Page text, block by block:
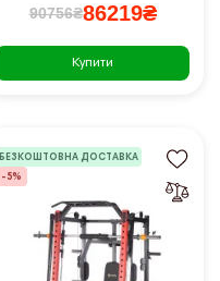
90756₴86219₴
Купити
БЕЗКОШТОВНА ДОСТАВКА
-5%